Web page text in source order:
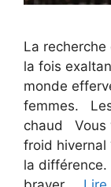
La
la fois
monde
femmes. Les
chaud Vous
froid hivernal
la différence.